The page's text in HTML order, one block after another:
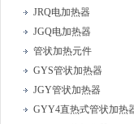
JRQ电加热器
JGQ电加热器
管状加热元件
GYS管状加热器
JGY管状加热器
GYY4直热式管状加热